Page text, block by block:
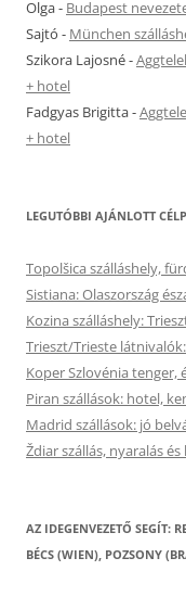
Olga- Budapest
Sajtó - München
Szikora Lajosné-
+ hotel
Fadgyas Brigitta-
+ hotel
LEGUTÓBBI AJÁNLOTT
Topolšica szálláshely,
Sistiana: Olaszország
Kozina szálláshely:
Trieszt/Trieste
Koper Szlovénia tenger,
Piran szállások: hotel,
Madrid szállások: jó
Ždiar szállás, nyaralás
AZ IDEGENVEZETŐ SEGÍT:
BÉCS (WIEN), POZSONY